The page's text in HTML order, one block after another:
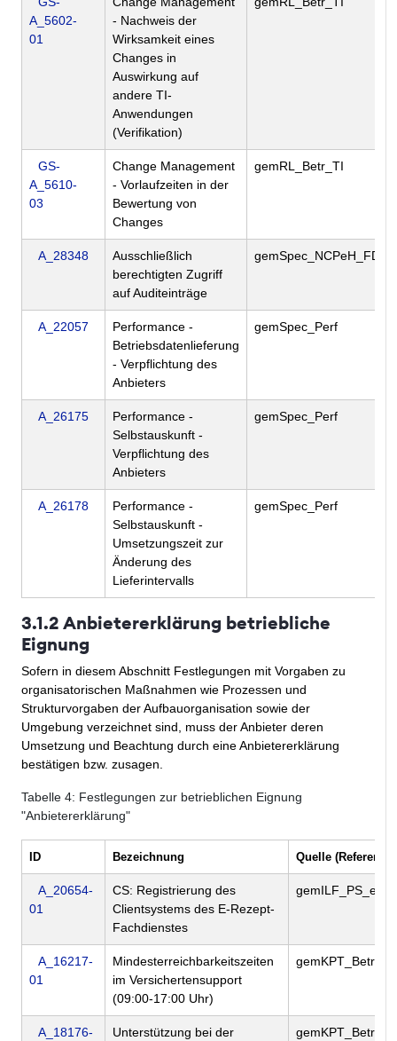
A_5602-
01
- Nachweis der
Wirksamkeit eines
Changes in
Auswirkung auf
andere TI-
Anwendungen
(Verifikation)
GS-
A_5610-
03
Change Management
- Vorlaufzeiten in der
Bewertung von
Changes
gemRL_Betr_TI
A_28348
Ausschließlich
berechtigten Zugriff
auf Auditeinträge
gemSpec_NCPeH_FD
A_22057
Performance -
Betriebsdatenlieferung
- Verpflichtung des
Anbieters
gemSpec_Perf
A_26175
Performance -
Selbstauskunft -
Verpflichtung des
Anbieters
gemSpec_Perf
A_26178
Performance -
Selbstauskunft -
Umsetzungszeit zur
Änderung des
Lieferintervalls
gemSpec_Perf
3.1.2 Anbietererklärung betriebliche
Eignung
Sofern in diesem Abschnitt Festlegungen mit Vorgaben zu
organisatorischen Maßnahmen wie Prozessen und
Strukturvorgaben der Aufbauorganisation sowie der
Umgebung verzeichnet sind, muss der Anbieter deren
Umsetzung und Beachtung durch eine Anbietererklärung
bestätigen bzw. zusagen.
Tabelle 4: Festlegungen zur betrieblichen Eignung
"Anbietererklärung"
ID Bezeichnung Quelle (Referenz)
A_20654-
01
CS: Registrierung des
Clientsystems des E-Rezept-
Fachdienstes
gemILF_PS_eRp
A_16217-
01
Mindesterreichbarkeitszeiten
im Versichertensupport
(09:00-17:00 Uhr)
gemKPT_Betr
A_18176-
Unterstützung bei der
gemKPT_Betr